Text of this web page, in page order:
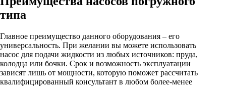
типа
Главное преимущество данного оборудования – его
универсальность. При желании вы можете использовать
насос для подачи жидкости из любых источников: пруда,
колодца или бочки. Срок и возможность эксплуатации
зависят лишь от мощности, которую поможет рассчитать
квалифицированный консультант в любом более-менее
механизм(открытие нажатием). регулируемый
СЕРИЯ ЛН (скрытый)
СЕРИЯ ЛПК
Развернуть(1)
Сифоны и сливы
Гофрированные трубы для сифонов